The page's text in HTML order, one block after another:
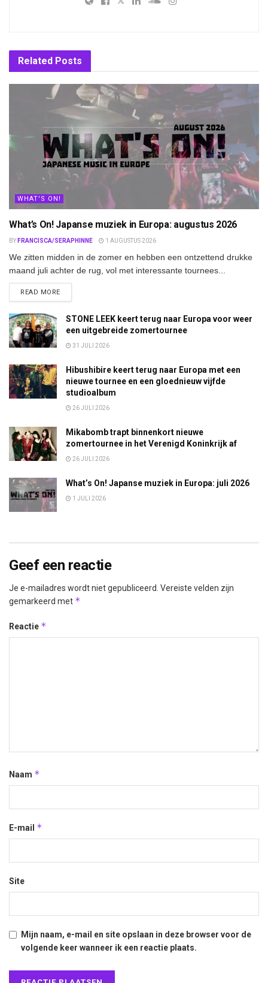
Related Posts
WHAT'S ON!
What’s On! Japanse muziek in Europa: augustus 2026
BY FRANCISCA/SERAPHINNE 1 AUGUSTUS 2026
We zitten midden in de zomer en hebben een ontzettend drukke
maand juli achter de rug, vol met interessante tournees...
READ MOREDETAILS
STONE LEEK keert terug naar Europa voor weer
een uitgebreide zomertournee
31 JULI 2026
Hibushibire keert terug naar Europa met een
nieuwe tournee en een gloednieuw vijfde
studioalbum
26 JULI 2026
Mikabomb trapt binnenkort nieuwe
zomertournee in het Verenigd Koninkrijk af
26 JULI 2026
What’s On! Japanse muziek in Europa: juli 2026
1 JULI 2026
Geef een reactie
Je e-mailadres wordt niet gepubliceerd. Vereiste velden zijn
gemarkeerd met *
Reactie *
Naam *
E-mail *
Site
Mijn naam, e-mail en site opslaan in deze browser voor de
volgende keer wanneer ik een reactie plaats.